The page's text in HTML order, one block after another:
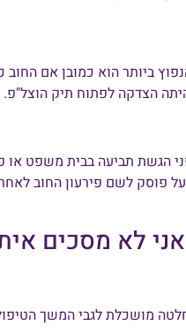
ביותר הוא כמובן אם החוב
הצדקה לפתוח תיק הוצל"פ.
הגשת תביעה בבית משפט או
פוסק לשם פירעון החוב
לא מסכים
מושכלת לגבי המשך